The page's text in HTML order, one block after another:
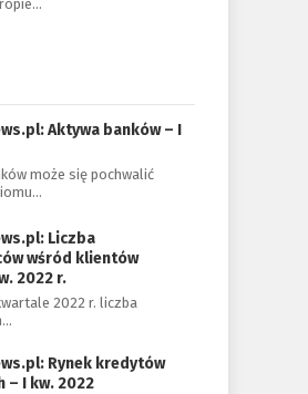
Aktywa banków – I
może się pochwalić
Liczba
wśród klientów
2022 r.
2022 r. liczba
Rynek kredytów
– I kw. 2022